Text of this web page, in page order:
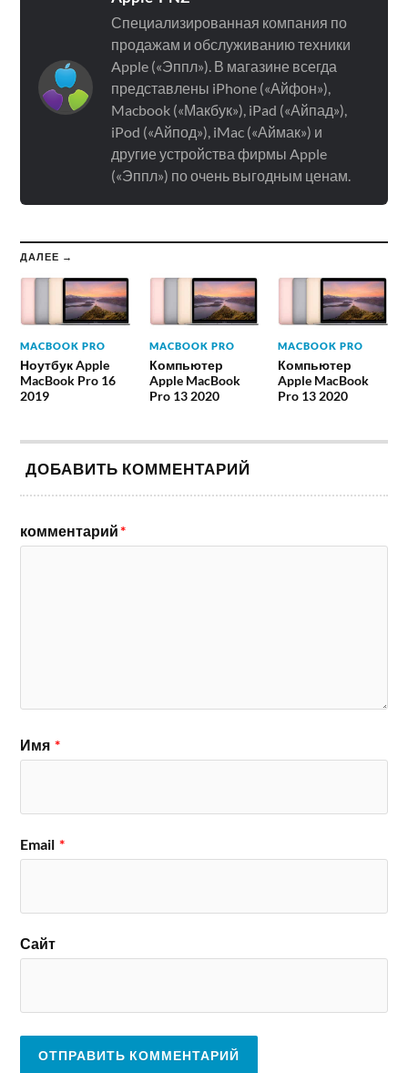
Специализированная компания по
продажам и обслуживанию техники
Apple («Эппл»). В магазине всегда
представлены iPhone («Айфон»),
Macbook («Макбук»), iPad («Айпад»),
iPod («Айпод»), iMac («Аймак») и
другие устройства фирмы Apple
(«Эппл») по очень выгодным ценам.
ДАЛЕЕ →
MACBOOK PRO
Ноутбук Apple
MacBook Pro 16
2019
MACBOOK PRO
Компьютер
Apple MacBook
Pro 13 2020
MACBOOK PRO
Компьютер
Apple MacBook
Pro 13 2020
ДОБАВИТЬ КОММЕНТАРИЙ
комментарий*
Имя *
Email *
Сайт